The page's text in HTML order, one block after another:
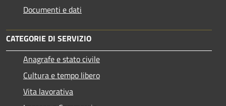
Documenti e dati
CATEGORIE DI SERVIZIO
Anagrafe e stato civile
Cultura e tempo libero
Vita lavorativa